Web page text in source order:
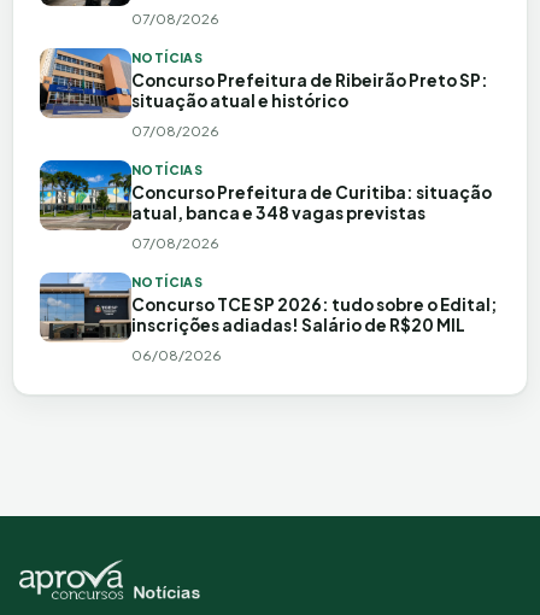
07/08/2026
NOTÍCIAS
Concurso Prefeitura de Ribeirão Preto SP:
situação atual e histórico
07/08/2026
NOTÍCIAS
Concurso Prefeitura de Curitiba: situação
atual, banca e 348 vagas previstas
07/08/2026
NOTÍCIAS
Concurso TCE SP 2026: tudo sobre o Edital;
inscrições adiadas! Salário de R$20 MIL
06/08/2026